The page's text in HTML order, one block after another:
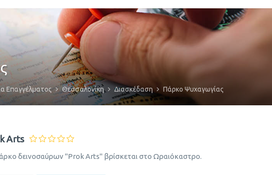
Επαγγέλματος Θεσσαλονίκη Διασκέδαση Πάρκο Ψυχαγωγίας
Arts
δεινοσαύρων "Prok Arts" βρίσκεται στο Ωραιόκαστρο.